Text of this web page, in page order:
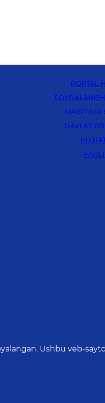
PORTAL
MAXFIYLIK
DAVLAT
Ushbu veb-